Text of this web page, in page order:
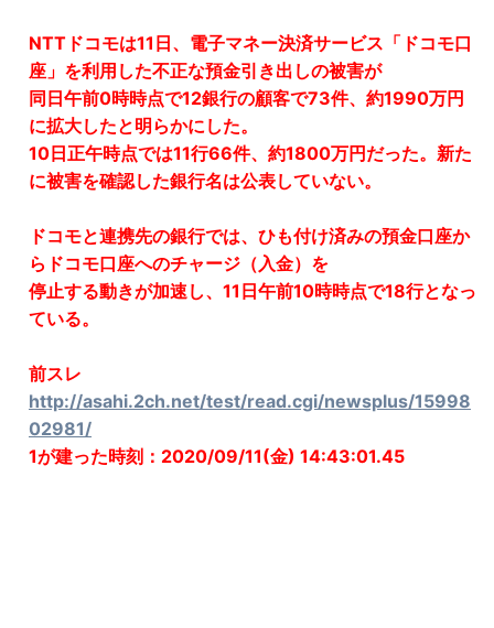
NTTドコモは11日、電子マネー決済サービス「ドコモ口
座」を利用した不正な預金引き出しの被害が
同日午前0時時点で12銀行の顧客で73件、約1990万円
に拡大したと明らかにした。
10日正午時点では11行66件、約1800万円だった。新た
に被害を確認した銀行名は公表していない。
ドコモと連携先の銀行では、ひも付け済みの預金口座か
らドコモ口座へのチャージ（入金）を
停止する動きが加速し、11日午前10時時点で18行となっ
ている。
前スレ
http://asahi.2ch.net/test/read.cgi/newsplus/15998
02981/
1が建った時刻：2020/09/11(金) 14:43:01.45